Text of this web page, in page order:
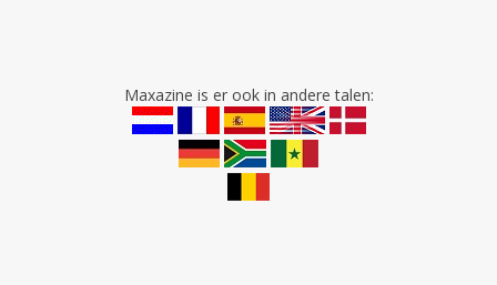
Maxazine is er ook in andere talen: